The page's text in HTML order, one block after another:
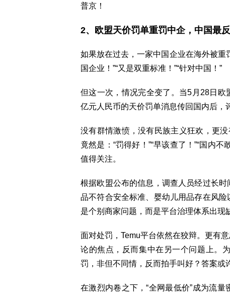
普京！
2、欧盟天价罚单重罚中企，中国最
如果放在过去，一家中国企业在海外被重
国企业！”“又是双重标准！”“针对中国！”
但这一次，情况完全变了。当5月28日
亿元人民币的天价罚单消息传回国内后，
没有群情激愤，没有民族主义狂欢，更
竟然是：“罚得好！”“早该查了！”“国内
值得关注。
根据欧盟公布的信息，调查人员经过长
品不符合安全标准、婴幼儿用品存在风
是个别商家问题，而是平台治理体系出现
面对处罚，Temu平台依然在狡辩。更有
论的焦点，反而集中在另一个问题上。
罚，非但不同情，反而拍手叫好？答案或
在激烈内卷之下，“全网最低价”成为流